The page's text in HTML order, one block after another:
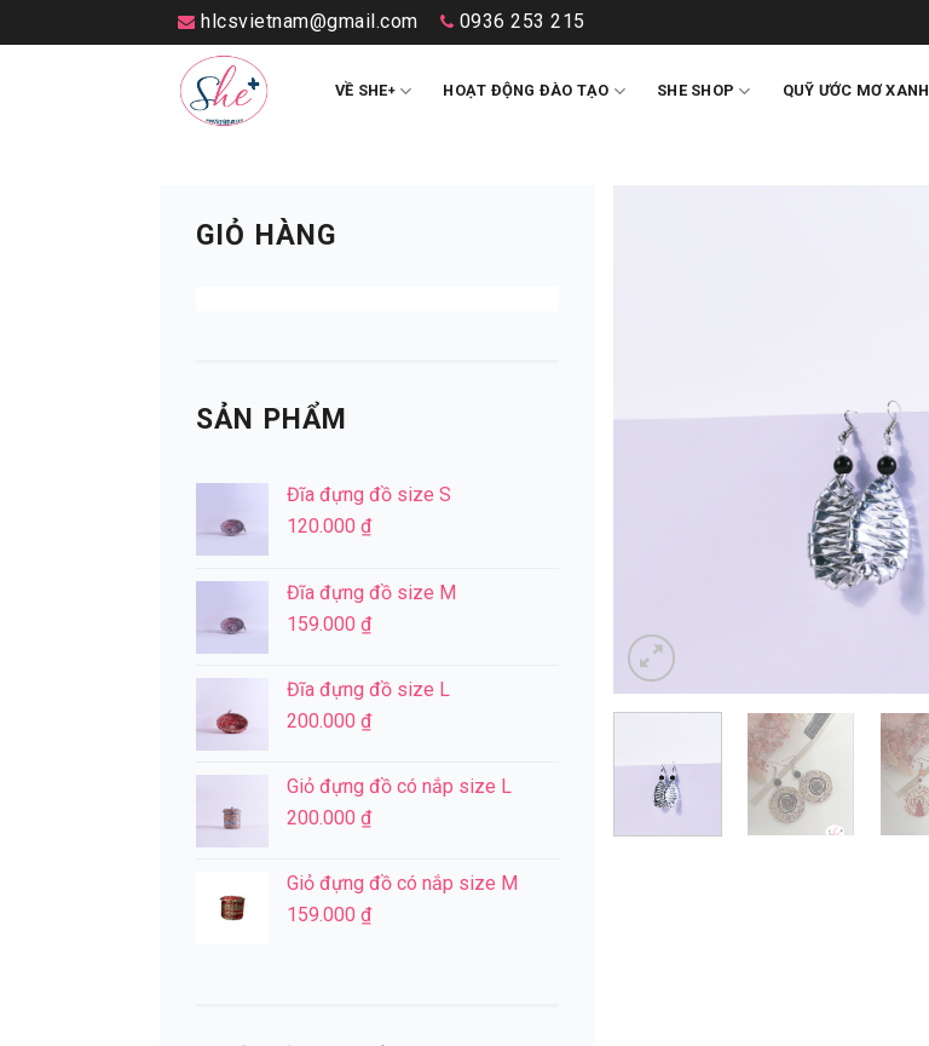
to
hlcsvietnam@gmail.com 0936 253 215
VỀ SHE+ HOẠT ĐỘNG ĐÀO TẠO SHE SHOP QUỸ ƯỚC MƠ XANH
GIỎ HÀNG
SẢN PHẨM
Đĩa đựng đồ size S
120.000 ₫
Đĩa đựng đồ size M
159.000 ₫
Đĩa đựng đồ size L
200.000 ₫
Giỏ đựng đồ có nắp size L
200.000 ₫
Giỏ đựng đồ có nắp size M
159.000 ₫